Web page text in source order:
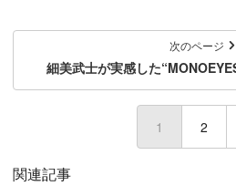
次のページ
細美武士が実感した
1 (current)
2
関連記事